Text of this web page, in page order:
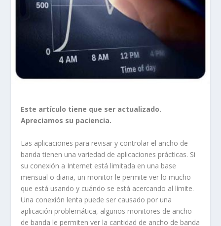
Este artículo tiene que ser actualizado.
Apreciamos su paciencia.
Las aplicaciones para revisar y controlar el ancho de
banda tienen una variedad de aplicaciones prácticas. Si
su conexión a Internet está limitada en una base
mensual o diaria, un monitor le permite ver lo mucho
que está usando y cuándo se está acercando al límite.
Una conexión lenta puede ser causado por una
aplicación problemática, algunos monitores de ancho
de banda le permiten ver la cantidad de ancho de banda